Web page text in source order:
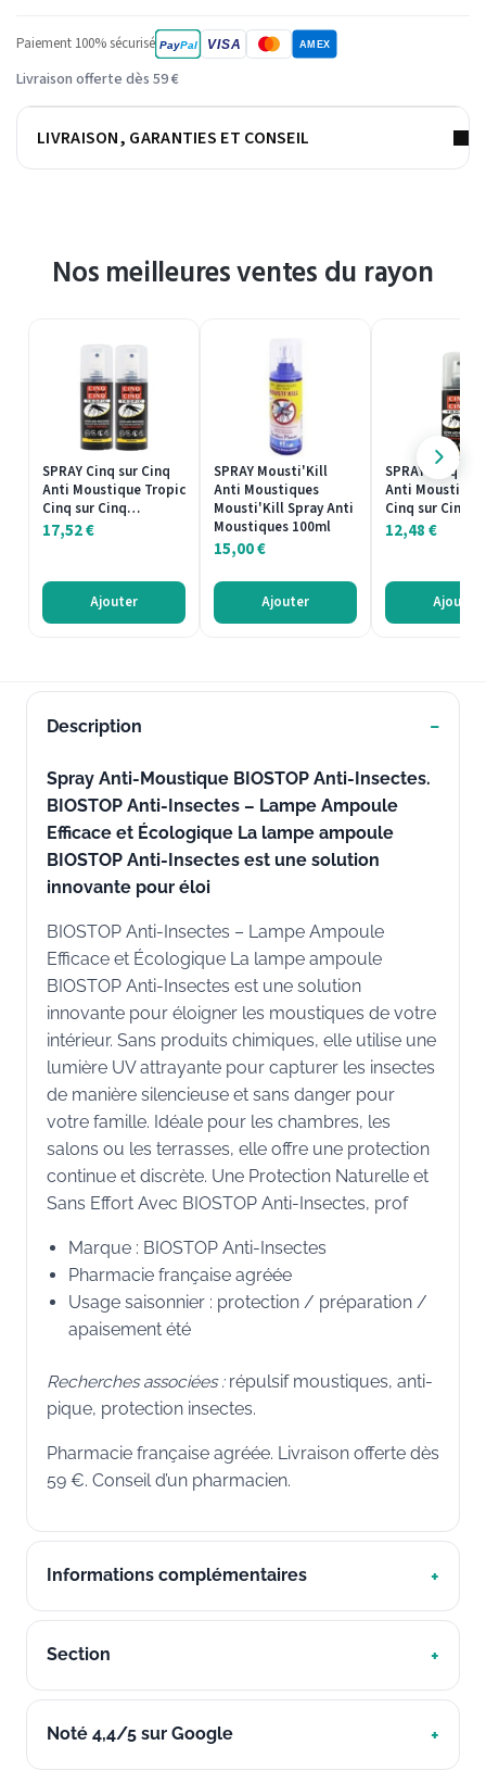
Paiement 100% sécurisé PayPal VISA AMEX
Livraison offerte dès 59 €
LIVRAISON, GARANTIES ET CONSEIL
Nos meilleures ventes du rayon
SPRAY Cinq sur Cinq
Anti Moustique Tropic
Cinq sur Cinq…
17,52€
Ajouter
SPRAY Mousti'Kill
Anti Moustiques
Mousti'Kill Spray Anti
Moustiques 100ml
15,00€
Ajouter
SPRAY Cinq sur
Anti
Cinq sur Cinq…
12,48€
Ajouter
Description
Spray Anti-Moustique BIOSTOP Anti-Insectes.
BIOSTOP Anti-Insectes – Lampe Ampoule
Efficace et Écologique La lampe ampoule
BIOSTOP Anti-Insectes est une solution
innovante pour éloi
BIOSTOP Anti-Insectes – Lampe Ampoule
Efficace et Écologique La lampe ampoule
BIOSTOP Anti-Insectes est une solution
innovante pour éloigner les moustiques de votre
intérieur. Sans produits chimiques, elle utilise une
lumière UV attrayante pour capturer les insectes
de manière silencieuse et sans danger pour
votre famille. Idéale pour les chambres, les
salons ou les terrasses, elle offre une protection
continue et discrète. Une Protection Naturelle et
Sans Effort Avec BIOSTOP Anti-Insectes, prof
Marque : BIOSTOP Anti-Insectes
Pharmacie française agréée
Usage saisonnier : protection / préparation /
apaisement été
Recherches associées :répulsif moustiques, anti-
pique, protection insectes.
Pharmacie française agréée. Livraison offerte dès
59 €. Conseil d’un pharmacien.
Informations complémentaires
Section
Noté 4,4/5 sur Google